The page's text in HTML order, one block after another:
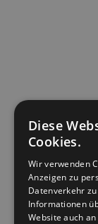
ACCESSIBILITY
PRIVACY
Diese
Cookies.
Wir verwenden
Anzeigen zu
Datenverkehr
Informationen
Website auch